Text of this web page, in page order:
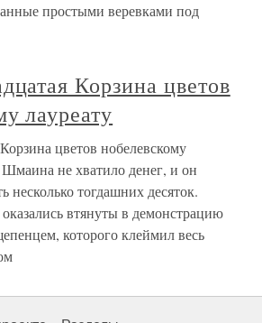
простыми веревками под
Корзина цветов
лауреату
цветов нобелевскому
не хватило денег, и он
несколько тогдашних десяток.
втянуты в демонстрацию
которого клеймил весь